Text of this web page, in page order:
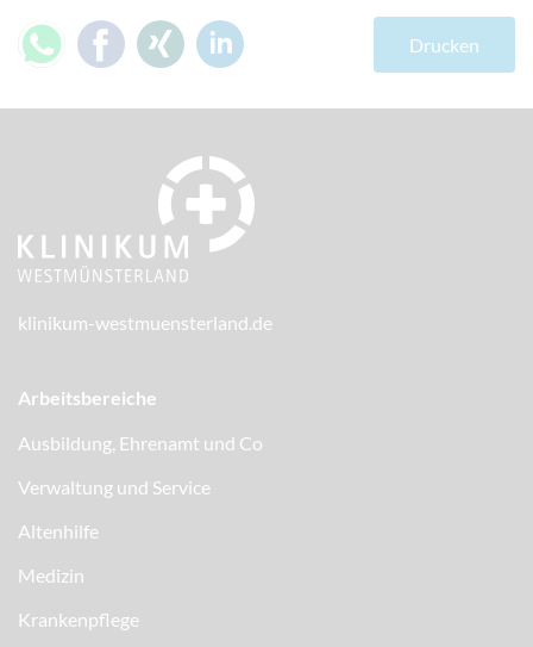
Drucken
klinikum-westmuensterland.de
Arbeitsbereiche
Ausbildung, Ehrenamt und Co
Verwaltung und Service
Altenhilfe
Medizin
Krankenpflege